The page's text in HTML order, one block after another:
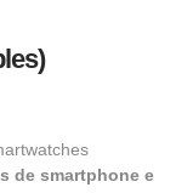
de smartphone e